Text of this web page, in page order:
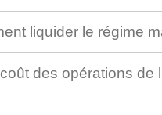
liquider le régime
des opérations de